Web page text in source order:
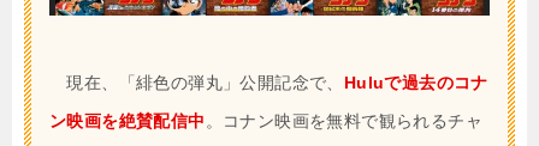
現在、「緋色の弾丸」公開記念で、 Huluで過去のコナ
ン映画を絶賛配信中 。コナン映画を無料で観られるチャ